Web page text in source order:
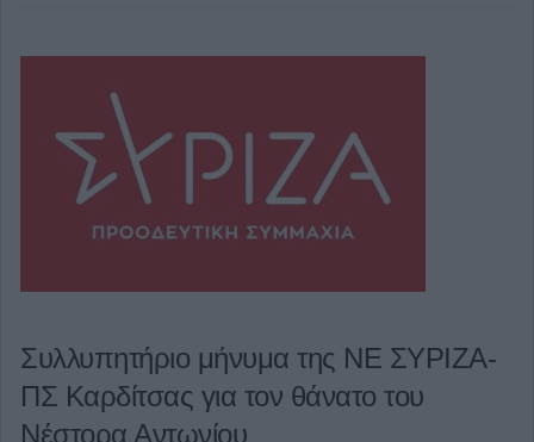
Συλλυπητήριο μήνυμα της ΝΕ ΣΥΡΙΖΑ-
ΠΣ Καρδίτσας για τον θάνατο του
Νέστορα Αντωνίου